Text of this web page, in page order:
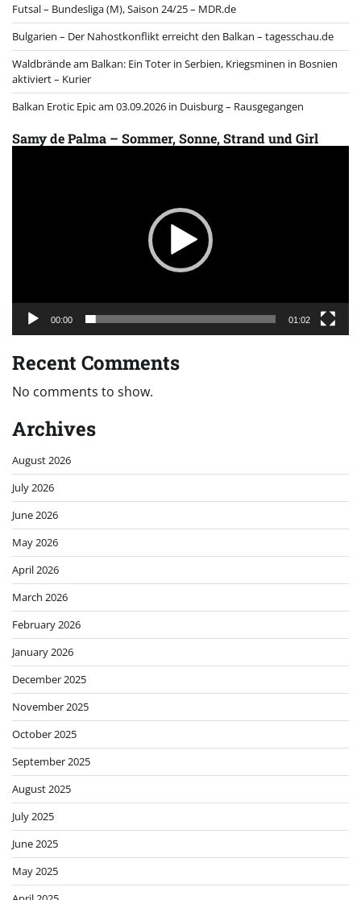
Futsal – Bundesliga (M), Saison 24/25 – MDR.de
Bulgarien – Der Nahostkonflikt erreicht den Balkan – tagesschau.de
Waldbrände am Balkan: Ein Toter in Serbien, Kriegsminen in Bosnien
aktiviert – Kurier
Balkan Erotic Epic am 03.09.2026 in Duisburg – Rausgegangen
Samy de Palma – Sommer, Sonne, Strand und Girl
00:00 01:02
Recent Comments
No comments to show.
Archives
August 2026
July 2026
June 2026
May 2026
April 2026
March 2026
February 2026
January 2026
December 2025
November 2025
October 2025
September 2025
August 2025
July 2025
June 2025
May 2025